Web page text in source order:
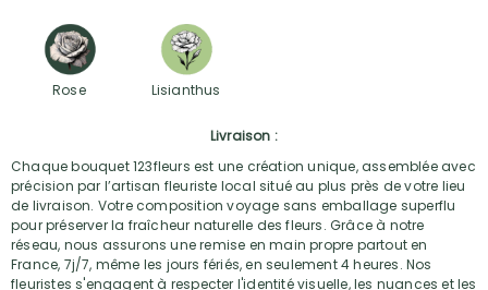
Rose Lisianthus
Livraison :
Chaque bouquet 123fleurs est une création unique, assemblée avec
précision par l’artisan fleuriste local situé au plus près de votre lieu
de livraison. Votre composition voyage sans emballage superflu
pour préserver la fraîcheur naturelle des fleurs. Grâce à notre
réseau, nous assurons une remise en main propre partout en
France, 7j/7, même les jours fériés, en seulement 4 heures. Nos
fleuristes s'engagent à respecter l'identité visuelle, les nuances et les